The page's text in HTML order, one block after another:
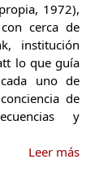
1972),
cerca de
institución
lo que guía
uno de
de
y
Leer más